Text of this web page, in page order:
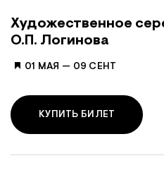
Художественное
О.П. Логинова
01 МАЯ — 09 СЕНТ
КУПИТЬ БИЛЕТ